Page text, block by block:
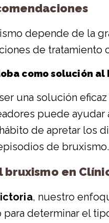
depende de la
de tratamiento
como solución al
una solución
puede
de apretar los
de bruxismo.
en
, nuestro
determinar el